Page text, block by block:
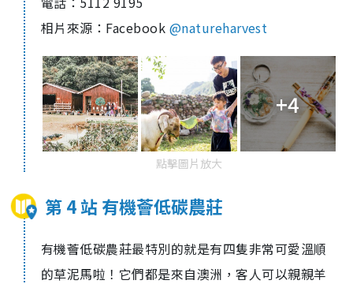
相片來源： Facebook @natureharvest
+4
點擊圖片放大
第 4 站 有機薈低碳農莊
有機薈低碳農莊最特別的就是有四隻非常可愛溫順
的草泥馬啦！它們都是來自澳洲，客人可以親親羊